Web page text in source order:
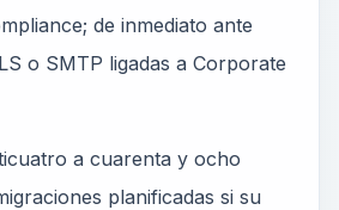
de inmediato ante
o SMTP ligadas a Corporate
a cuarenta y ocho
planificadas si su